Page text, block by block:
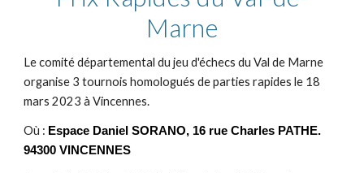
Marne
Le comité départemental du jeu d'échecs du Val de Marne
organise 3 tournois homologués de parties rapides le 18
mars 2023 à Vincennes.
Où : Espace Daniel SORANO, 16 rue Charles PATHE.
94300 VINCENNES